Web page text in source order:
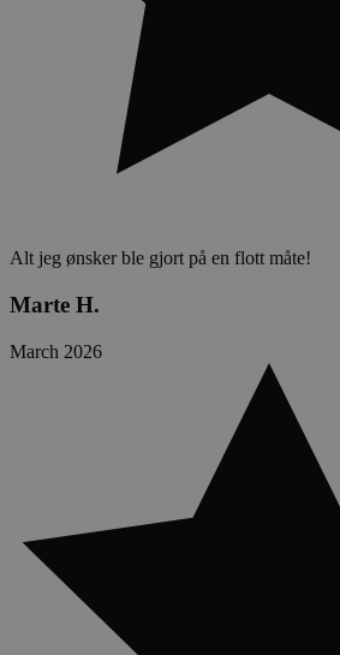
Alt jeg ønsker ble gjort på en flott måte!
Marte H.
March 2026